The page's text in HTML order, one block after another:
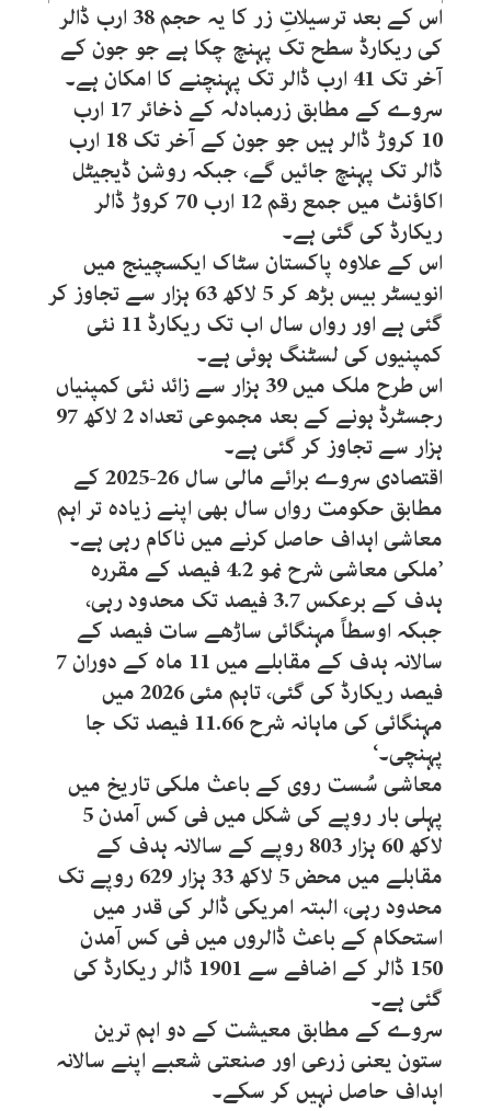
اس کے بعد ترسیلاتِ زر کا یہ حجم 38 ارب ڈالر
کی ریکارڈ سطح تک پہنچ چکا ہے جو جون کے
آخر تک 41 ارب ڈالر تک پہنچنے کا امکان ہے۔
سروے کے مطابق زرمبادلہ کے ذخائر 17 ارب
10 کروڑ ڈالر ہیں جو جون کے آخر تک 18 ارب
ڈالر تک پہنچ جائیں گے، جبکہ روشن ڈیجیٹل
اکاؤنٹ میں جمع رقم 12 ارب 70 کروڑ ڈالر
ریکارڈ کی گئی ہے۔
اس کے علاوہ پاکستان سٹاک ایکسچینج میں
انویسٹر بیس بڑھ کر 5 لاکھ 63 ہزار سے تجاوز کر
گئی ہے اور رواں سال اب تک ریکارڈ 11 نئی
کمپنیوں کی لسٹنگ ہوئی ہے۔
اس طرح ملک میں 39 ہزار سے زائد نئی کمپنیاں
رجسٹرڈ ہونے کے بعد مجموعی تعداد 2 لاکھ 97
ہزار سے تجاوز کر گئی ہے۔
اقتصادی سروے برائے مالی سال 26-2025 کے
مطابق حکومت رواں سال بھی اپنے زیادہ تر اہم
معاشی اہداف حاصل کرنے میں ناکام رہی ہے۔
’ملکی معاشی شرح نمو 4.2 فیصد کے مقررہ
ہدف کے برعکس 3.7 فیصد تک محدود رہی،
جبکہ اوسطاً مہنگائی ساڑھے سات فیصد کے
سالانہ ہدف کے مقابلے میں 11 ماہ کے دوران 7
فیصد ریکارڈ کی گئی، تاہم مئی 2026 میں
مہنگائی کی ماہانہ شرح 11.66 فیصد تک جا
پہنچی۔‘
معاشی سُست روی کے باعث ملکی تاریخ میں
پہلی بار روپے کی شکل میں فی کس آمدن 5
لاکھ 60 ہزار 803 روپے کے سالانہ ہدف کے
مقابلے میں محض 5 لاکھ 33 ہزار 629 روپے تک
محدود رہی، البتہ امریکی ڈالر کی قدر میں
استحکام کے باعث ڈالروں میں فی کس آمدن
150 ڈالر کے اضافے سے 1901 ڈالر ریکارڈ کی
گئی ہے۔
سروے کے مطابق معیشت کے دو اہم ترین
ستون یعنی زرعی اور صنعتی شعبے اپنے سالانہ
اہداف حاصل نہیں کر سکے۔